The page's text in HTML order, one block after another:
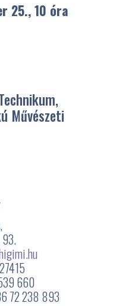
25., 10 óra
Művészeti
93.
660
72 238 893